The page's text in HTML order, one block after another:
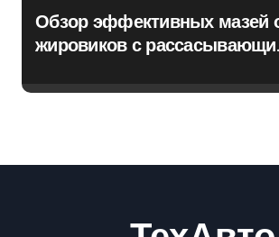
Обзор эффективных мазей
жировиков с